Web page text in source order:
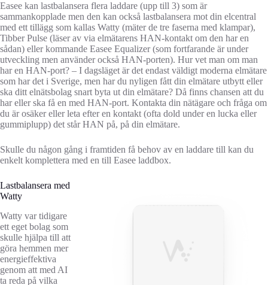
Easee kan lastbalansera flera laddare (upp till 3) som är
sammankopplade men den kan också lastbalansera mot din elcentral
med ett tillägg som kallas Watty (mäter de tre faserna med klampar),
Tibber Pulse (läser av via elmätarens HAN-kontakt om den har en
sådan) eller kommande Easee Equalizer (som fortfarande är under
utveckling men använder också HAN-porten). Hur vet man om man
har en HAN-port? – I dagsläget är det endast väldigt moderna elmätare
som har det i Sverige, men har du nyligen fått din elmätare utbytt eller
ska ditt elnätsbolag snart byta ut din elmätare? Då finns chansen att du
har eller ska få en med HAN-port. Kontakta din nätägare och fråga om
du är osäker eller leta efter en kontakt (ofta dold under en lucka eller
gummiplupp) det står HAN på, på din elmätare.
Skulle du någon gång i framtiden få behov av en laddare till kan du
enkelt komplettera med en till Easee laddbox.
Lastbalansera med
Watty
Watty var tidigare
ett eget bolag som
skulle hjälpa till att
göra hemmen mer
energieffektiva
genom att med AI
ta reda på vilka